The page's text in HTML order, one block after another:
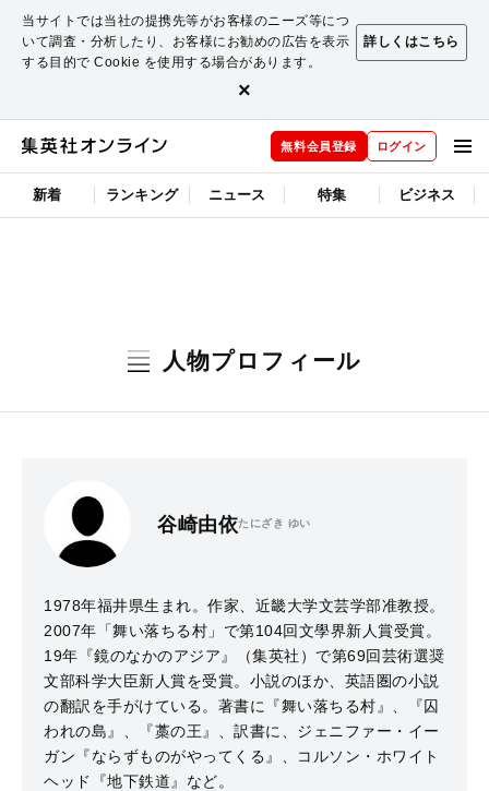
当サイトでは当社の提携先等がお客様のニーズ等につ
いて調査・分析したり、お客様にお勧めの広告を表示
する目的で Cookie を使用する場合があります。
詳しくはこちら
×
無料会員登録 ログイン
新着 ランキング ニュース 特集 ビジネス
人物プロフィール
谷崎由依たにざき ゆい
1978年福井県生まれ。作家、近畿大学文芸学部准教授。
2007年「舞い落ちる村」で第104回文學界新人賞受賞。
19年『鏡のなかのアジア』（集英社）で第69回芸術選奨
文部科学大臣新人賞を受賞。小説のほか、英語圏の小説
の翻訳を手がけている。著書に『舞い落ちる村』、『囚
われの島』、『藁の王』、訳書に、ジェニファー・イー
ガン『ならずものがやってくる』、コルソン・ホワイト
ヘッド『地下鉄道』など。